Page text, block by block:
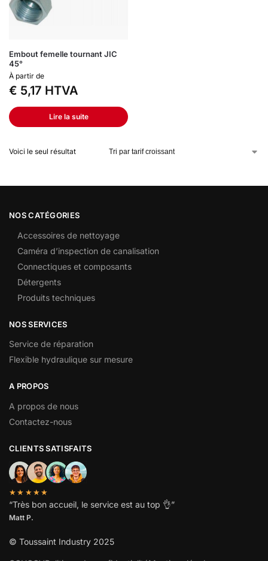
Embout femelle tournant JIC
45°
À partir de
€ 5,17 HTVA
Lire la suite
Voici le seul résultat
NOS CATÉGORIES
Accessoires de nettoyage
Caméra d’inspection de canalisation
Connectiques et composants
Détergents
Produits techniques
NOS SERVICES
Service de réparation
Flexible hydraulique sur mesure
A PROPOS
A propos de nous
Contactez-nous
CLIENTS SATISFAITS
★★★★★
“Très bon accueil, le service est au top 👌”
Matt P.
© Toussaint Industry 2025